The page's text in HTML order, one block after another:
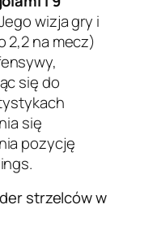
wizja gry i
2,2 na mecz)
się do
się
pozycję
strzelców w